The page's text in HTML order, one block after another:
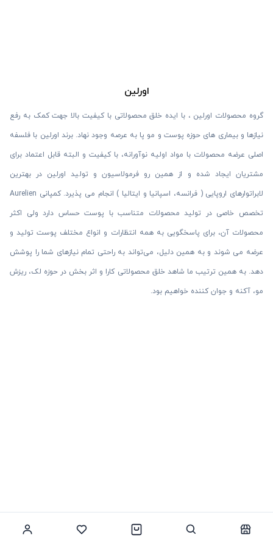
اورلین
گروه محصولات اورلین ، با ایده خلق محصولاتی با کیفیت بالا جهت کمک به رفع
نیازها و بیماری های حوزه پوست و مو پا به عرصه وجود نهاد. برند اورلین با فلسفه
اصلی عرضه محصولات با مواد اولیه نوآورانه، با کیفیت و البته قابل اعتماد برای
مشتریان ایجاد شده و از همین رو فرمولاسیون و تولید اورلین در بهترین
لابراتوارهای اروپایی ( فرانسه، اسپانیا و ایتالیا ) انجام می پذیرد. کمپانی Aurelien
تخصص خاصی در تولید محصولات متناسب با پوست حساس دارد ولی اکثر
محصولات آن، برای پاسخگویی به همه انتظارات و انواع مختلف پوست تولید و
عرضه می شوند و به همین دلیل، می‌تواند به راحتی تمام نیازهای شما را پوشش
دهد. به همین ترتیب ما شاهد خلق محصولاتی کارا و اثر بخش در حوزه لک، ریزش
مو، آکنه و جوان کننده خواهیم بود.